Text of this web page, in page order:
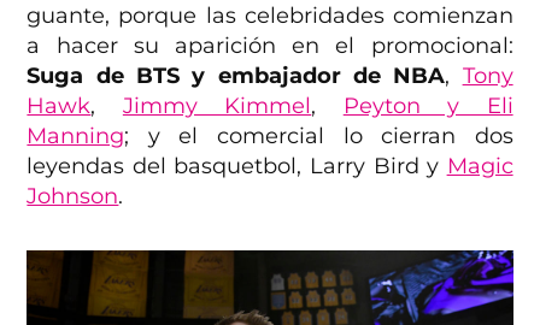
guante, porque las celebridades comienzan
a hacer su aparición en el promocional:
Suga de BTS y embajador de NBA, Tony
Hawk, Jimmy Kimmel,
Peyton y Eli
Manning; y el comercial lo cierran dos
leyendas del basquetbol, Larry Bird y Magic
Johnson.